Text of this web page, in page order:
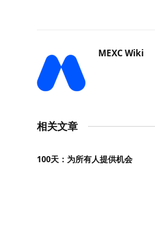
MEXC Wiki
相关文章
100天：为所有人提供机会